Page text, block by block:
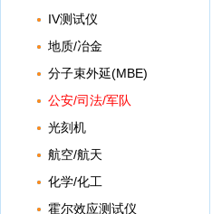
IV测试仪
地质/冶金
分子束外延(MBE)
公安/司法/军队
光刻机
航空/航天
化学/化工
霍尔效应测试仪